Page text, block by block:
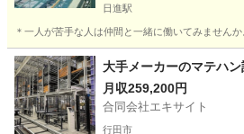
日進駅
＊一人が苦手な人は仲間と一緒に働いてみませ
埼玉 さいたま市 日進駅
大手メーカーのマテハ
月収259,200円
合同会社エキサイト
行田市